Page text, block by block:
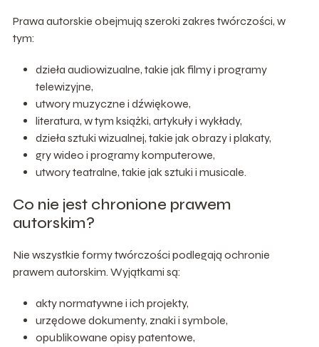
Prawa autorskie obejmują szeroki zakres twórczości, w
tym:
dzieła audiowizualne, takie jak filmy i programy
telewizyjne,
utwory muzyczne i dźwiękowe,
literatura, w tym książki, artykuły i wykłady,
dzieła sztuki wizualnej, takie jak obrazy i plakaty,
gry wideo i programy komputerowe,
utwory teatralne, takie jak sztuki i musicale.
Co nie jest chronione prawem
autorskim?
Nie wszystkie formy twórczości podlegają ochronie
prawem autorskim. Wyjątkami są:
akty normatywne i ich projekty,
urzędowe dokumenty, znaki i symbole,
opublikowane opisy patentowe,